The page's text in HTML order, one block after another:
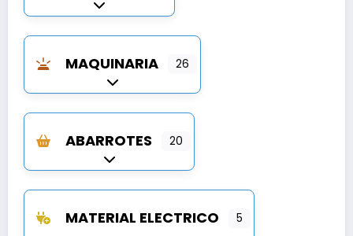
Expandir sub-categorías
MAQUINARIA 26
Expandir sub-categorías
ABARROTES 20
Expandir sub-categorías
MATERIAL ELECTRICO 5